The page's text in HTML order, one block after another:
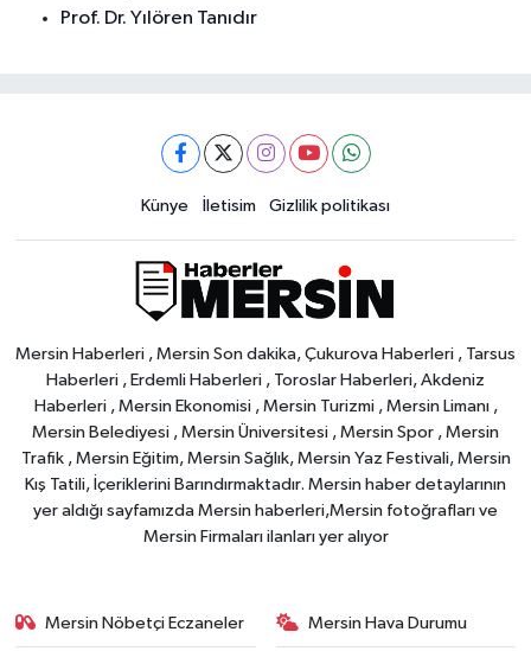
Prof. Dr. Yılören Tanıdır
Künye İletisim Gizlilik politikası
Mersin Haberleri , Mersin Son dakika, Çukurova Haberleri , Tarsus
Haberleri , Erdemli Haberleri , Toroslar Haberleri, Akdeniz
Haberleri , Mersin Ekonomisi , Mersin Turizmi , Mersin Limanı ,
Mersin Belediyesi , Mersin Üniversitesi , Mersin Spor , Mersin
Trafik , Mersin Eğitim, Mersin Sağlık, Mersin Yaz Festivali, Mersin
Kış Tatili, İçeriklerini Barındırmaktadır. Mersin haber detaylarının
yer aldığı sayfamızda Mersin haberleri,Mersin fotoğrafları ve
Mersin Firmaları ilanları yer alıyor
Mersin Nöbetçi Eczaneler Mersin Hava Durumu